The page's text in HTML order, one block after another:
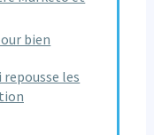
bien
les